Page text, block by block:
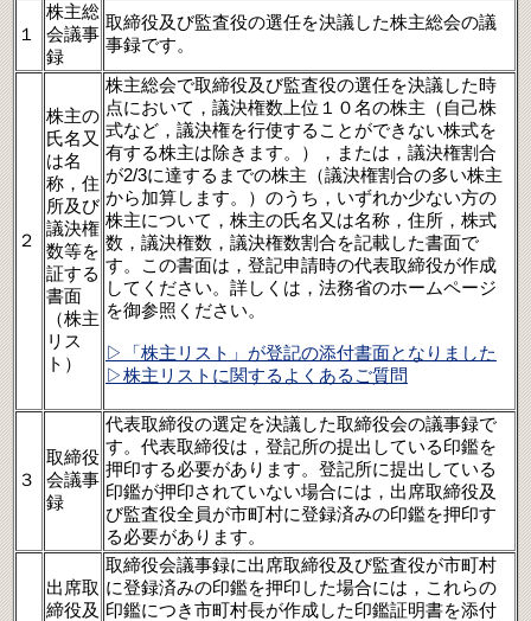
１
株主総
会議事
録
取締役及び監査役の選任を決議した株主総会の議
事録です。
２
株主の
氏名又
は名
称，住
所及び
議決権
数等を
証する
書面
（株主
リス
ト）
株主総会で取締役及び監査役の選任を決議した時
点において，議決権数上位１０名の株主（自己株
式など，議決権を行使することができない株式を
有する株主は除きます。），または，議決権割合
が2/3に達するまでの株主（議決権割合の多い株主
から加算します。）のうち，いずれか少ない方の
株主について，株主の氏名又は名称，住所，株式
数，議決権数，議決権数割合を記載した書面で
す。この書面は，登記申請時の代表取締役が作成
してください。詳しくは，法務省のホームページ
を御参照ください。
▷「株主リスト」が登記の添付書面となりました
▷株主リストに関するよくあるご質問
３
取締役
会議事
録
代表取締役の選定を決議した取締役会の議事録で
す。代表取締役は，登記所の提出している印鑑を
押印する必要があります。登記所に提出している
印鑑が押印されていない場合には，出席取締役及
び監査役全員が市町村に登録済みの印鑑を押印す
る必要があります。
出席取
締役及
取締役会議事録に出席取締役及び監査役が市町村
に登録済みの印鑑を押印した場合には，これらの
印鑑につき市町村長が作成した印鑑証明書を添付